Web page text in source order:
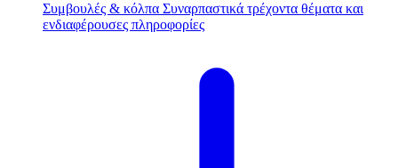
Συμβουλές & κόλπα Συναρπαστικά τρέχοντα θέματα και
ενδιαφέρουσες πληροφορίες